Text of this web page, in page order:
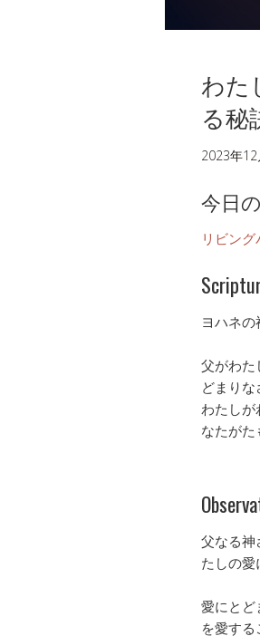
わた
る秘
2023年12
今日
リビン
ヨハネ
父がわた
どまりな
わたしが
なたがた
父なる神
たしの愛
愛にとど
を愛する